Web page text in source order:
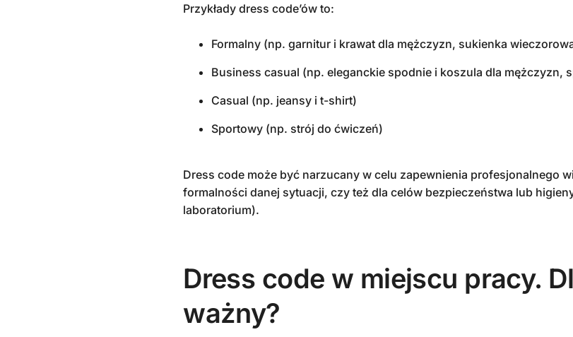
Przykłady dress code’ów to:
Formalny (np. garnitur i krawat dla mężczyzn, sukienka
Business casual (np. eleganckie spodnie i koszula dla mężczyzn,
Casual (np. jeansy i t-shirt)
Sportowy (np. strój do ćwiczeń)
Dress code może być narzucany w celu zapewnienia profesjonalnego
formalności danej sytuacji, czy też dla celów bezpieczeństwa lub
laboratorium).
Dress code w miejscu pracy.
ważny?